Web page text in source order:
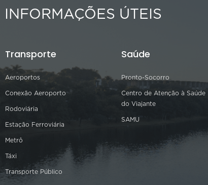
INFORMAÇÕES ÚTEIS
Transporte
Aeroportos
Conexão Aeroporto
Rodoviária
Estação Ferroviária
Metrô
Táxi
Transporte Público
Saúde
Pronto-Socorro
Centro de Atenção à Saúde
do Viajante
SAMU